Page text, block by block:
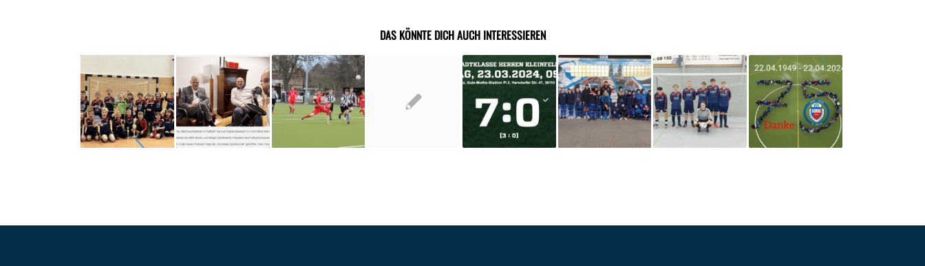
DAS KÖNNTE DICH AUCH INTERESSIEREN